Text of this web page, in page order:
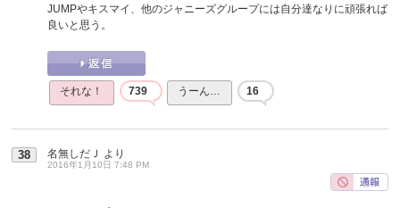
JUMPやキスマイ、他のジャニーズグループには自分達なりに頑張れば
良いと思う。
それな！ 739 うーん… 16
38 名無しだＪ より
2016年1月10日 7:48 PM